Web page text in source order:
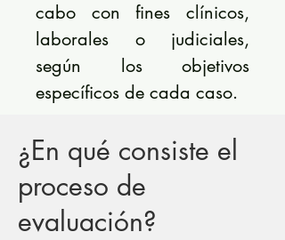
cabo con fines clínicos,
laborales o judiciales,
según los objetivos
específicos de cada caso.
¿En qué consiste el
proceso de
evaluación?